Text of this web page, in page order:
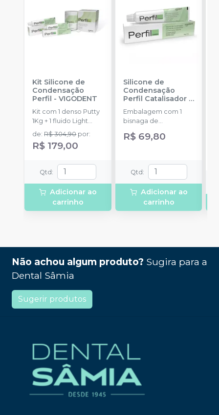
Kit Silicone de
Condensação
Perfil -VIGODENT
Kit com 1 denso Putty
1Kg + 1 fluido Light
Body 120g + 1
catalisador 60ml.
de:R$ 304,90 por:
R$ 179,00
Qtd:
Adicionar ao
carrinho
Silicone de
Condensação
Perfil Catalisador-
VIGODENT
Embalagem com 1
bisnaga de
R$ 69,80
Qtd:
Adicionar ao
carrinho
Não achou algum produto? Sugira para a
Dental Sâmia
Sugerir produtos